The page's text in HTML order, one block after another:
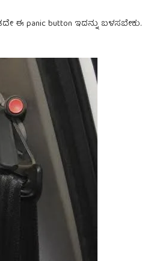
panic button ಇದನ್ನು ಬಳಸಬೇಕು.